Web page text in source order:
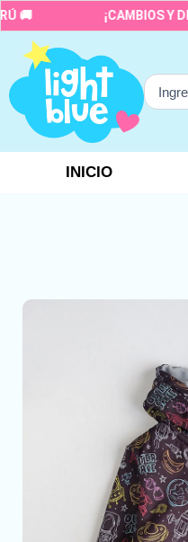
Ir
al
contenido
¡CAMBIOS Y
Search
...
INICIO